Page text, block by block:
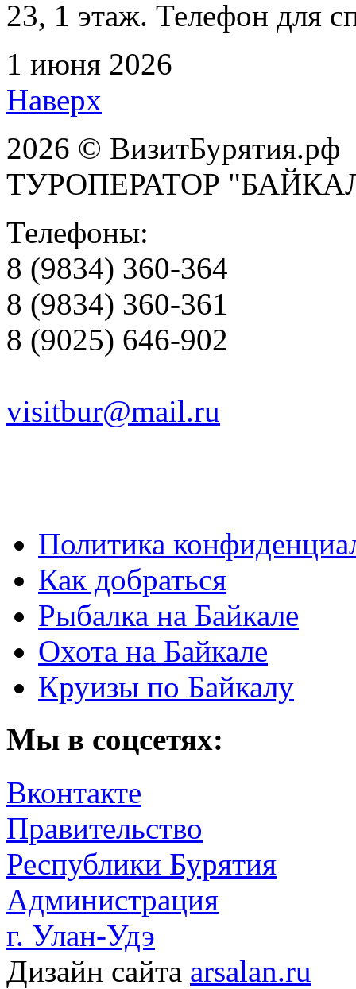
23, 1 этаж. Телефон для
1 июня 2026
Наверх
2026 © ВизитБурятия.рф
ТУРОПЕРАТОР
Телефоны:
8 (9834) 360-364
8 (9834) 360-361
8 (9025) 646-902
visitbur@mail.ru
Политика
Как добраться
Рыбалка на Байкале
Охота на Байкале
Круизы по Байкалу
Мы в соцсетях:
Вконтакте
Правительство
Республики Бурятия
Администрация
г. Улан-Удэ
Дизайн сайта arsalan.ru